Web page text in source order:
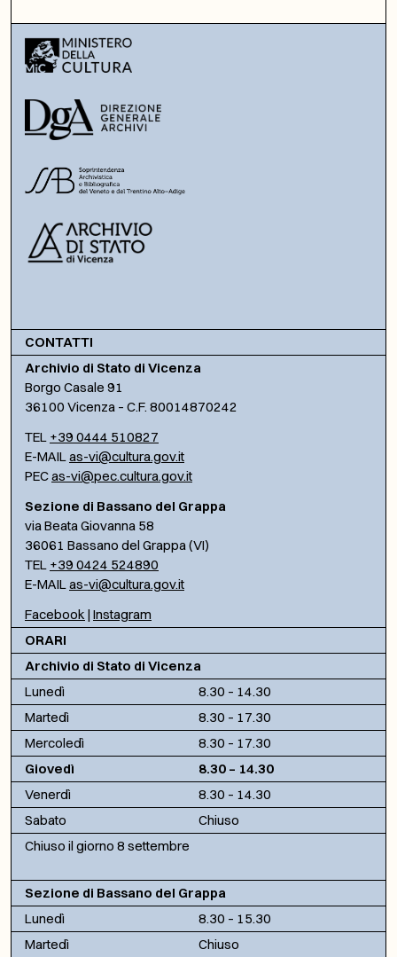
CONTATTI
Archivio di Stato di Vicenza
Borgo Casale 91
36100 Vicenza – C.F. 80014870242
TEL +39 0444 510827
E-MAILas-vi@cultura.gov.it
PECas-vi@pec.cultura.gov.it
Sezione di Bassano del Grappa
via Beata Giovanna 58
36061 Bassano del Grappa (VI)
TEL +39 0424 524890
E-MAILas-vi@cultura.gov.it
Facebook | Instagram
ORARI
Archivio di Stato di Vicenza
Lunedì
8.30 – 14.30
Martedì
8.30 – 17.30
Mercoledì
8.30 – 17.30
Giovedì
8.30 – 14.30
Venerdì
8.30 – 14.30
Sabato
Chiuso
Chiuso il giorno 8 settembre
Sezione di Bassano del Grappa
Lunedì
8.30 – 15.30
Martedì
Chiuso